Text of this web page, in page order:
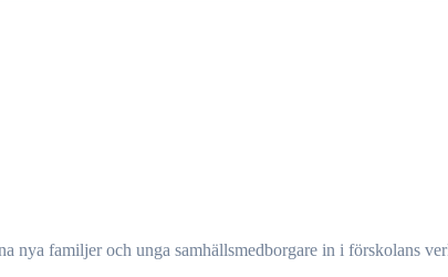
nya familjer och unga samhällsmedborgare in i förskolans